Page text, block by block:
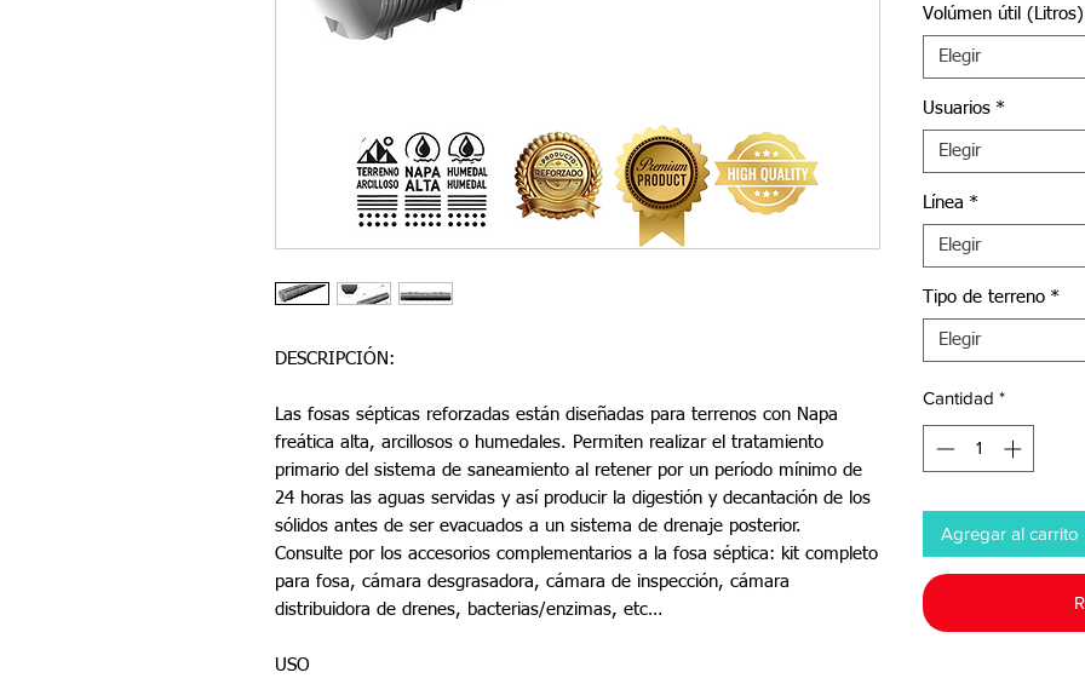
DESCRIPCIÓN:
Las fosas sépticas reforzadas están diseñadas para terrenos con Napa
freática alta, arcillosos o humedales. Permiten realizar el tratamiento
primario del sistema de saneamiento al retener por un período mínimo de
24 horas las aguas servidas y así producir la digestión y decantación de los
sólidos antes de ser evacuados a un sistema de drenaje posterior.
Consulte por los accesorios complementarios a la fosa séptica: kit completo
para fosa, cámara desgrasadora, cámara de inspección, cámara
distribuidora de drenes, bacterias/enzimas, etc…
USO
Volúmen útil (Litros)
Elegir
Usuarios *
Elegir
Línea *
Elegir
Tipo de terreno *
Elegir
Cantidad *
Agregar al carrito